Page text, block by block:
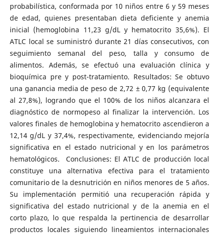
probabilística, conformada por 10 niños entre 6 y 59 meses
de edad, quienes presentaban dieta deficiente y anemia
inicial (hemoglobina 11,23 g/dL y hematocrito 35,6%). El
ATLC local se suministró durante 21 días consecutivos, con
seguimiento semanal del peso, talla y consumo de
alimentos. Además, se efectuó una evaluación clínica y
bioquímica pre y post-tratamiento. Resultados: Se obtuvo
una ganancia media de peso de 2,72 ± 0,77 kg (equivalente
al 27,8%), logrando que el 100% de los niños alcanzara el
diagnóstico de normopeso al finalizar la intervención. Los
valores finales de hemoglobina y hematocrito ascendieron a
12,14 g/dL y 37,4%, respectivamente, evidenciando mejoría
significativa en el estado nutricional y en los parámetros
hematológicos. Conclusiones: El ATLC de producción local
constituye una alternativa efectiva para el tratamiento
comunitario de la desnutrición en niños menores de 5 años.
Su implementación permitió una recuperación rápida y
significativa del estado nutricional y de la anemia en el
corto plazo, lo que respalda la pertinencia de desarrollar
productos locales siguiendo lineamientos internacionales